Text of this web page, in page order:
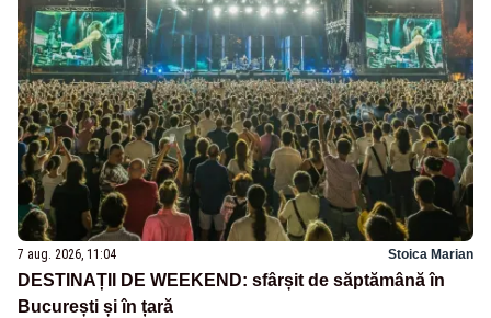
7 aug. 2026, 11:04 Stoica Marian
DESTINAȚII DE WEEKEND: sfârșit de săptămână în
București și în țară